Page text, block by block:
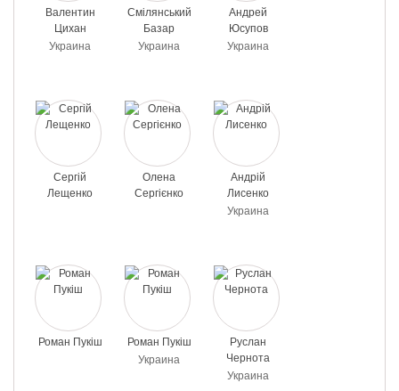
Валентин
Цихан
Украина
Смілянський
Базар
Украина
Андрей
Юсупов
Украина
Сергій
Лещенко
Олена
Сергієнко
Андрій
Лисенко
Украина
Роман Пукіш
Роман Пукіш
Украина
Руслан
Чернота
Украина